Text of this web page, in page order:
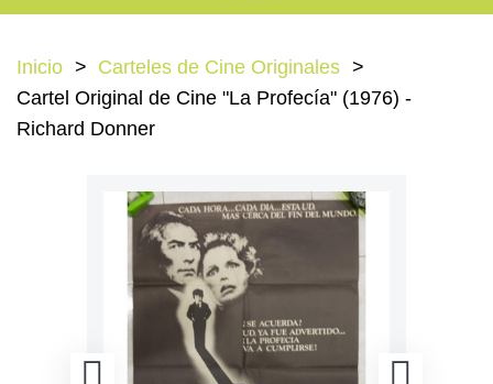
Inicio
Carteles de Cine Originales
Cartel Original de Cine "La Profecía" (1976) -
Richard Donner